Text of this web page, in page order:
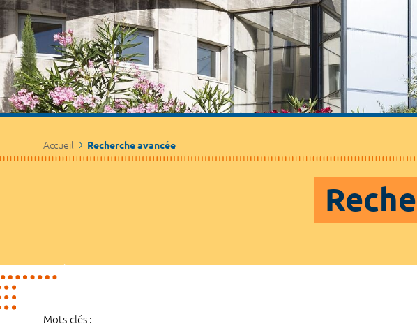
Accueil Recherche avancée
Mots-clés :